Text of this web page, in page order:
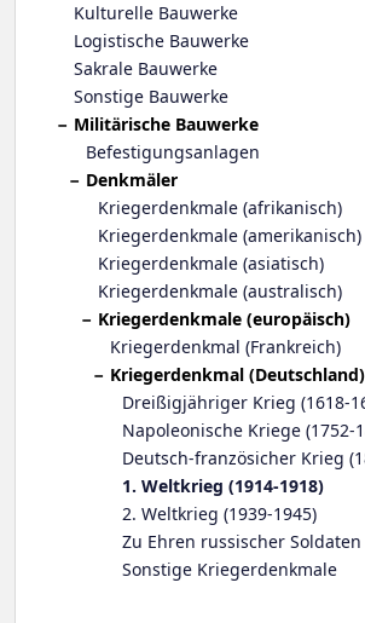
Kulturelle Bauwerke
Logistische Bauwerke
Sakrale Bauwerke
Sonstige Bauwerke
Militärische Bauwerke
Befestigungsanlagen
Denkmäler
Kriegerdenkmale (afrikanisch)
Kriegerdenkmale (amerikanisch)
Kriegerdenkmale (asiatisch)
Kriegerdenkmale (australisch)
Kriegerdenkmale (europäisch)
Kriegerdenkmal (Frankreich)
Kriegerdenkmal (Deutschland)
Dreißigjähriger Krieg (1618-
Napoleonische Kriege (1752-
Deutsch-französicher Krieg
1. Weltkrieg (1914-1918)
2. Weltkrieg (1939-1945)
Zu Ehren russischer Soldaten
Sonstige Kriegerdenkmale